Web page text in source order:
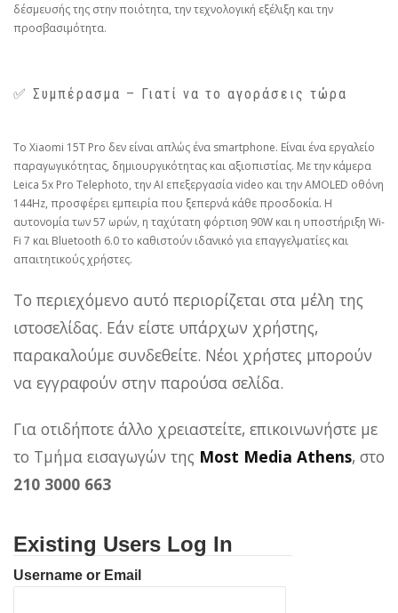
δέσμευσής της στην ποιότητα, την τεχνολογική εξέλιξη και την
προσβασιμότητα.
✅ Συμπέρασμα – Γιατί να το αγοράσεις τώρα
Το Xiaomi 15T Pro δεν είναι απλώς ένα smartphone. Είναι ένα εργαλείο
παραγωγικότητας, δημιουργικότητας και αξιοπιστίας. Με την κάμερα
Leica 5x Pro Telephoto, την AI επεξεργασία video και την AMOLED οθόνη
144Hz, προσφέρει εμπειρία που ξεπερνά κάθε προσδοκία. Η
αυτονομία των 57 ωρών, η ταχύτατη φόρτιση 90W και η υποστήριξη Wi-
Fi 7 και Bluetooth 6.0 το καθιστούν ιδανικό για επαγγελματίες και
απαιτητικούς χρήστες.
Το περιεχόμενο αυτό περιορίζεται στα μέλη της
ιστοσελίδας. Εάν είστε υπάρχων χρήστης,
παρακαλούμε συνδεθείτε. Νέοι χρήστες μπορούν
να εγγραφούν στην παρούσα σελίδα.
Για οτιδήποτε άλλο χρειαστείτε, επικοινωνήστε με
το Τμήμα εισαγωγών της Most Media Athens, στο
210 3000 663
Existing Users Log In
Username or Email